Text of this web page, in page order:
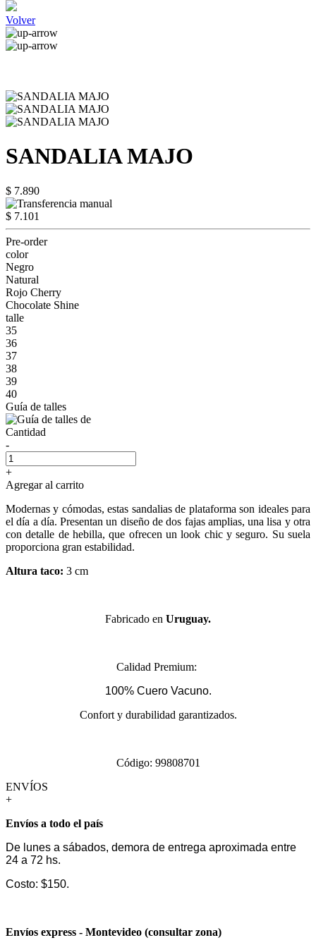
Volver
SANDALIA MAJO
$ 7.890
$ 7.101
Pre-order
color
Negro
Natural
Rojo Cherry
Chocolate Shine
talle
35
36
37
38
39
40
Guía de talles
Cantidad
-
+
Agregar al carrito
Modernas y cómodas, estas sandalias de plataforma son ideales para
el día a día. Presentan un diseño de dos fajas amplias, una lisa y otra
con detalle de hebilla, que ofrecen un look chic y seguro. Su suela
proporciona gran estabilidad.
Altura taco: 3 cm
Fabricado en Uruguay.
Calidad Premium:
100% Cuero Vacuno.
Confort y durabilidad garantizados.
Código: 99808701
ENVÍOS
+
Envíos a todo el país
De lunes a sábados, demora de entrega aproximada entre
24 a 72 hs.
Costo: $150.
Envíos express - Montevideo (consultar zona)